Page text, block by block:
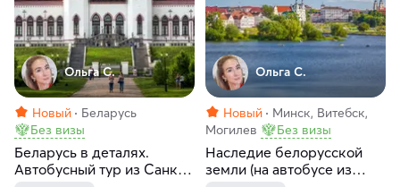
Ольга С.
Новый
Беларусь
Без визы
Беларусь в деталях.
Автобусный тур из Санкт-
Ольга С.
Новый
Минск, Витебск,
Могилев
Без визы
Наследие белорусской
земли (на автобусе из